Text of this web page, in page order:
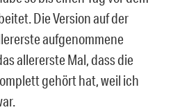
Die Version auf der
aufgenommene
allererste Mal, dass die
gehört hat, weil ich